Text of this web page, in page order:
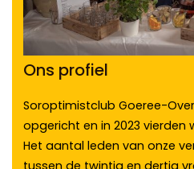
Ons profiel
Soroptimistclub Goeree-
opgericht en in 2023 vierden
Het aantal leden van onze